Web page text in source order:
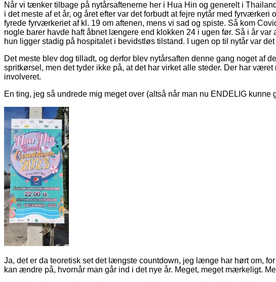
Når vi tænker tilbage på nytårsaftenerne her i Hua Hin og generelt i
i det meste af et år, og året efter var det forbudt at fejre nytår med
fyrede fyrværkeriet af kl. 19 om aftenen, mens vi sad og spiste. Så kom
nogle barer havde haft åbnet længere end klokken 24 i ugen før. Så i år
hun ligger stadig på hospitalet i bevidstløs tilstand. I ugen op til nytår var
Det meste blev dog tilladt, og derfor blev nytårsaften denne gang noget af
spritkørsel, men det tyder ikke på, at det har virket alle steder. Der har
involveret.
En ting, jeg så undrede mig meget over (altså når man nu ENDELIG
Ja, det er da teoretisk set det længste countdown, jeg længe har hørt om,
kan ændre på, hvornår man går ind i det nye år. Meget, meget mærkeligt.